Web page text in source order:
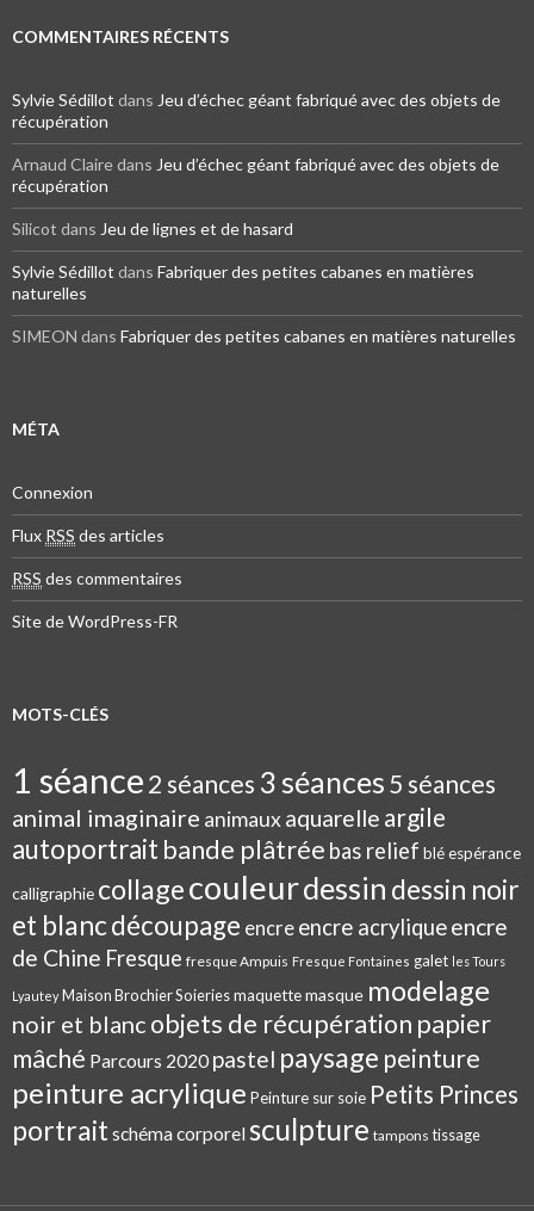
COMMENTAIRES RÉCENTS
Sylvie Sédillot dans Jeu d’échec géant fabriqué avec des objets de
récupération
Arnaud Claire dans Jeu d’échec géant fabriqué avec des objets de
récupération
Silicot dans Jeu de lignes et de hasard
Sylvie Sédillot dans Fabriquer des petites cabanes en matières
naturelles
SIMEON dans Fabriquer des petites cabanes en matières naturelles
MÉTA
Connexion
Flux RSS des articles
RSS des commentaires
Site de WordPress-FR
MOTS-CLÉS
1 séance 2 séances 3 séances 5 séances
animal imaginaire animauxaquarelle argile
autoportrait bande plâtrée bas relief blé espérance
calligraphie collagecouleurdessin dessin noir
et blancdécoupage encre encre acryliqueencre
de Chine Fresque fresque Ampuis Fresque Fontaines galet les Tours
Lyautey Maison Brochier Soieriesmaquettemasque modelage
noir et blanc objets de récupération papier
mâché Parcours 2020 pastel paysage peinture
peinture acrylique Peinture sur soie Petits Princes
portrait schéma corporel sculpture tampons tissage